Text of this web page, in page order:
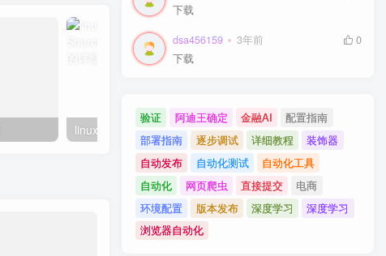
linux系统虚拟主机开启支持SourceGuardian（sg11）加密组件的详细步骤
下载
dsa456159 3年前
0
下载
验证 阿迪王确定 金融AI
配置指南
部署指南
逐步调试 详细教程
装饰器
自动发布
自动化测试
自动化工具
自动化
网页爬虫 直接提交
电商
环境配置
版本发布 深度学习
深度学习
浏览器自动化